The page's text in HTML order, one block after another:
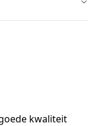
kwaliteit